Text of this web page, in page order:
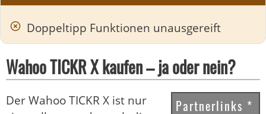
Doppeltipp Funktionen unausgereift
Wahoo TICKR X kaufen – ja oder nein?
Partnerlinks *
Der Wahoo TICKR X ist nur